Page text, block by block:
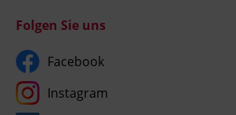
Folgen Sie uns
Facebook
Instagram